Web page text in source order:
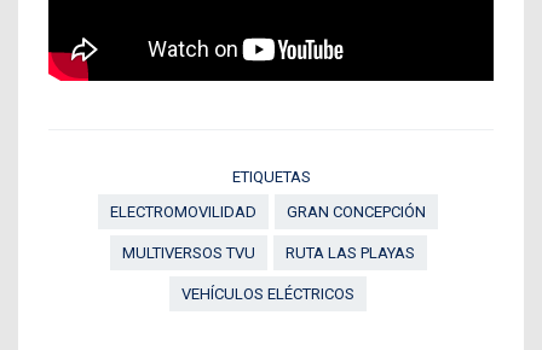
ETIQUETAS
ELECTROMOVILIDAD
GRAN CONCEPCIÓN
MULTIVERSOS TVU RUTA LAS PLAYAS
VEHÍCULOS ELÉCTRICOS